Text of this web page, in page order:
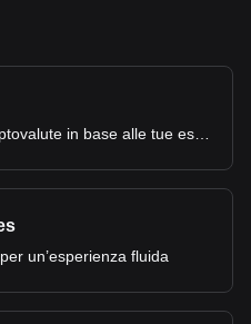
un’esperienza fluida